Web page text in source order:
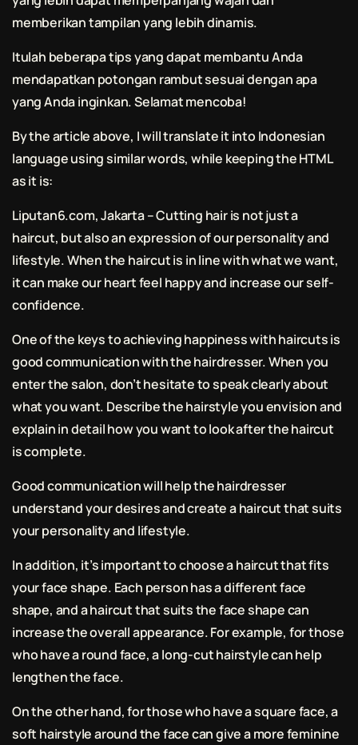
memberikan tampilan yang lebih dinamis.
Itulah beberapa tips yang dapat membantu Anda
mendapatkan potongan rambut sesuai dengan apa
yang Anda inginkan. Selamat mencoba!
By the article above, I will translate it into Indonesian
language using similar words, while keeping the HTML
as it is:
Liputan6.com, Jakarta – Cutting hair is not just a
haircut, but also an expression of our personality and
lifestyle. When the haircut is in line with what we want,
it can make our heart feel happy and increase our self-
confidence.
One of the keys to achieving happiness with haircuts is
good communication with the hairdresser. When you
enter the salon, don’t hesitate to speak clearly about
what you want. Describe the hairstyle you envision and
explain in detail how you want to look after the haircut
is complete.
Good communication will help the hairdresser
understand your desires and create a haircut that suits
your personality and lifestyle.
In addition, it’s important to choose a haircut that fits
your face shape. Each person has a different face
shape, and a haircut that suits the face shape can
increase the overall appearance. For example, for those
who have a round face, a long-cut hairstyle can help
lengthen the face.
On the other hand, for those who have a square face, a
soft hairstyle around the face can give a more feminine